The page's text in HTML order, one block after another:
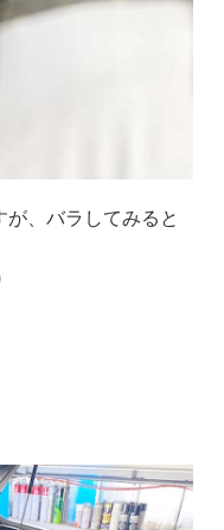
、バラしてみると